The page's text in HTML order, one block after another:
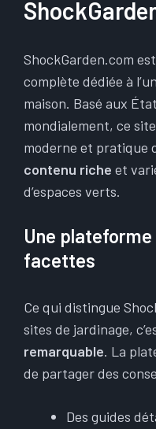
ShockGarden.com
complète dédiée à
maison. Basé aux
mondialement, ce
moderne et pratique
contenu riche et
d’espaces verts.
Une
facettes
Ce qui distingue
sites de jardinage,
remarquable. La
de partager des
Des guides